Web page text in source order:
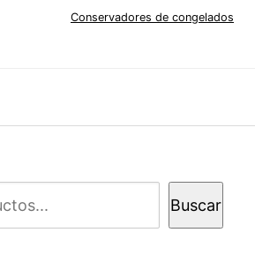
Conservadores de congelados
Buscar